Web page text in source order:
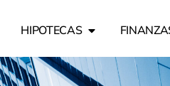
HIPOTECAS